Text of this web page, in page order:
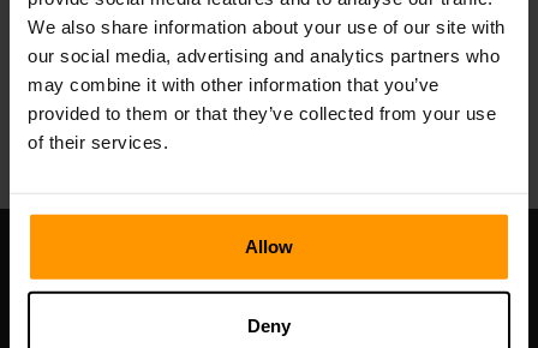
We also share information about your use of our site with
our social media, advertising and analytics partners who
may combine it with other information that you’ve
provided to them or that they’ve collected from your use
of their services.
Allow
Deny
Hospedagem de servidor
All Games